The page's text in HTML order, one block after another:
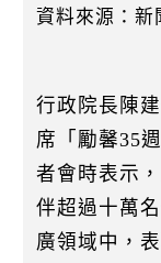
資料來源：新
行政院長陳
席「勵馨35
者會時表示
伴超過十萬
廣領域中，